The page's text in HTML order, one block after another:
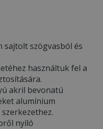
sajtolt szögvasból és
használtuk fel a
akril bevonatú
alumínium
nyíló